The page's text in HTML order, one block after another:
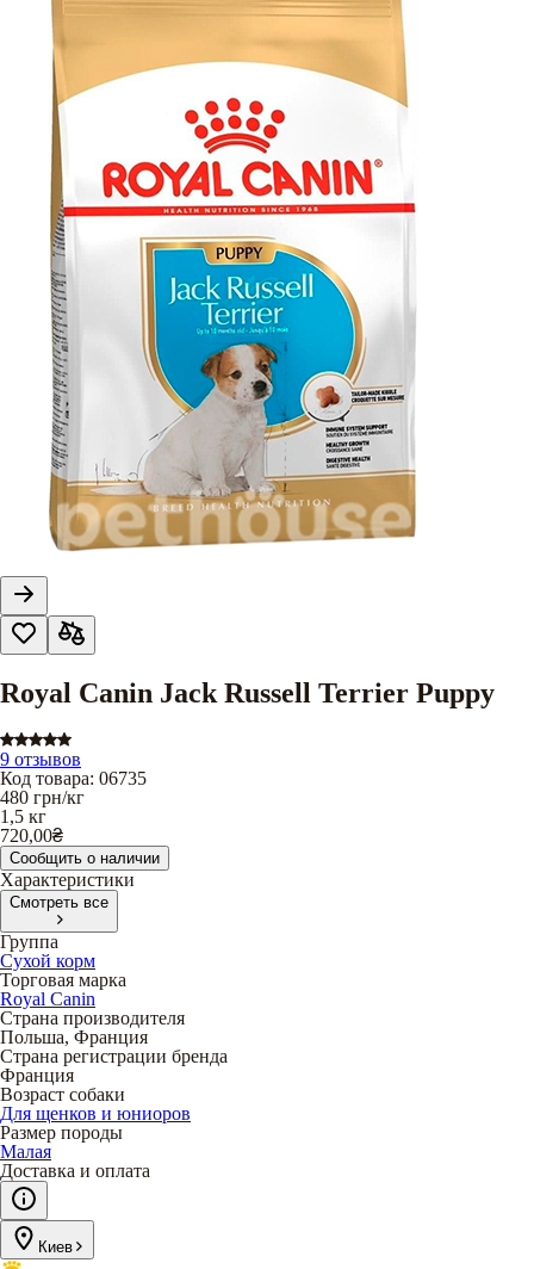
Royal Canin Jack Russell Terrier Puppy
9 отзывов
Код товара: 06735
480 грн/кг
1,5 кг
720,00₴
Сообщить о наличии
Характеристики
Смотреть все
Группа
Сухой корм
Торговая марка
Royal Canin
Страна производителя
Польша, Франция
Страна регистрации бренда
Франция
Возраст собаки
Для щенков и юниоров
Размер породы
Малая
Доставка и оплата
Киев